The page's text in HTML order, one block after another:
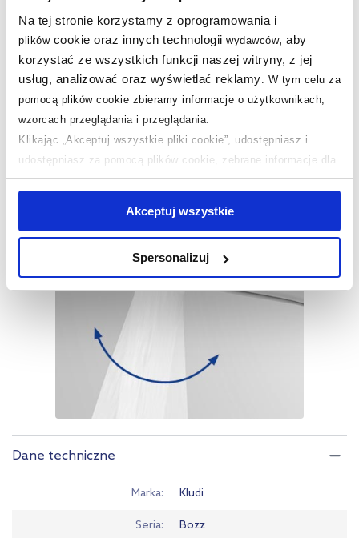
Na tej stronie korzystamy z oprogramowania i
plikówcookie oraz innych technologii wydawców, aby
korzystać ze wszystkich funkcji naszej witryny, z jej
usług, analizować oraz wyświetlać reklamy. W tym celu za
pomocą plików cookie zbieramy informacje o użytkownikach,
wzorcach przeglądania i przeglądania.
Klikając „Akceptuj wszystkie pliki cookie”, udostępniasz i
udostępniasz za pomocą plików cookie, zebrane informacje dla
użytkowników zewnętrznych, a także nasi partnerzy reklamowi.
jednak, że zablokowane niektóre pliki cookie mogą mieć wpływ
na sposób dostarczania treści niedostosowanych do potrzeb
Aby uzyskać więcej informacji na temat plików plików cookie,
kliknij „Ustawienia plików cookie”.
informacji na temat plików cookie i tego, dlaczego ich przepisy,
przejdź do zakładek „Informacje o plikach cookie”.
Akceptuj wszystkie
Spersonalizuj
- wystarczy dotknąć palcem, by ukierunkować
strumień;
- przepływ stały nawet przy wzroście ciśnienia wody;
- miękki i napowietrzony strumień;
- duża odporność na osadzanie się kamienia
wapiennego.
Dane techniczne
Marka Kludi
Seria Bozz